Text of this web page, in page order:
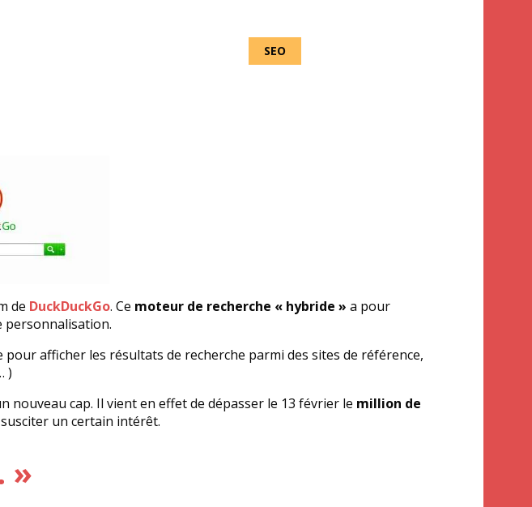
SEO
de DuckDuckGo. Ce moteur de recherche « hybride » a pour
personnalisation.
afficher les résultats de recherche parmi des sites de référence,
)
nouveau cap. Il vient en effet de dépasser le 13 février le million de
un certain intérêt.
»